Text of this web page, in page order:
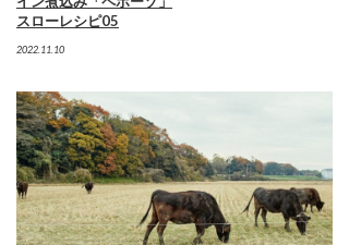
スローレシピ05
2022.11.10